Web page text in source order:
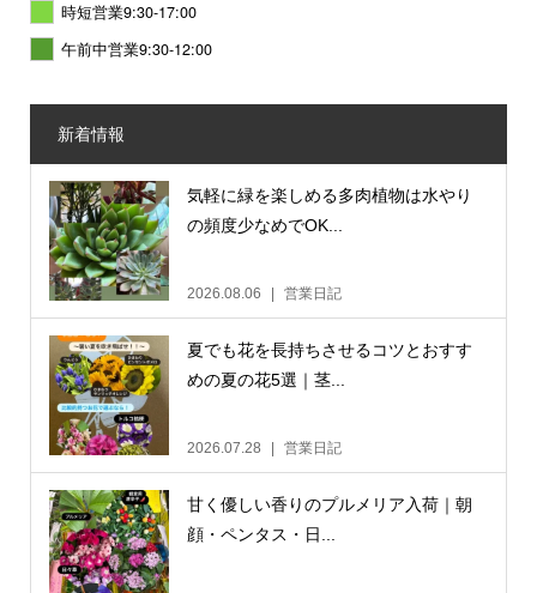
時短営業9:30-17:00
午前中営業9:30-12:00
新着情報
気軽に緑を楽しめる多肉植物は水やり
の頻度少なめでOK...
2026.08.06 営業日記
夏でも花を長持ちさせるコツとおすす
めの夏の花5選｜茎...
2026.07.28 営業日記
甘く優しい香りのプルメリア入荷｜朝
顔・ペンタス・日...